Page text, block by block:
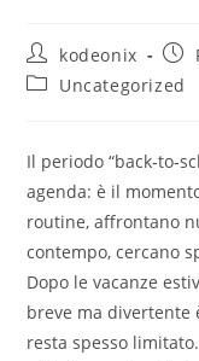
kodeonix
Uncategorized
Il periodo
agenda: è il
routine, affrontano
contempo, cercano
Dopo le vacanze
breve ma divertente
resta spesso